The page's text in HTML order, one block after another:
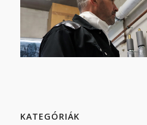
KATEGÓRIÁK